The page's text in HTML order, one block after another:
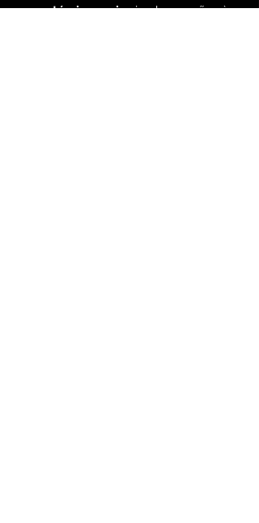
artémia,mysispicado, e rações à